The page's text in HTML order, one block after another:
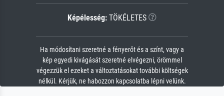
Képélesség: TÖKÉLETES
Ha módosítani szeretné a fényerőt és a színt, vagy a
kép egyedi kivágását szeretné elvégezni, örömmel
végezzük el ezeket a változtatásokat további költségek
nélkül. Kérjük, ne habozzon kapcsolatba lépni velünk.